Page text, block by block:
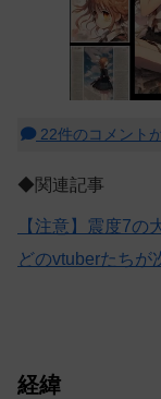
22件のコメント
◆関連記事
【注意】震度7の
どのvtuberたちが
経緯